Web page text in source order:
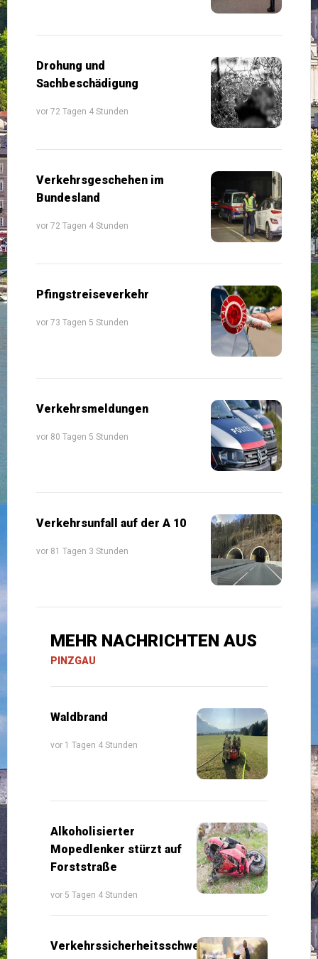
Drohung und
Sachbeschädigung
vor 72 Tagen 4 Stunden
Verkehrsgeschehen im
Bundesland
vor 72 Tagen 4 Stunden
Pfingstreiseverkehr
vor 73 Tagen 5 Stunden
Verkehrsmeldungen
vor 80 Tagen 5 Stunden
Verkehrsunfall auf der A 10
vor 81 Tagen 3 Stunden
MEHR NACHRICHTEN AUS
PINZGAU
Waldbrand
vor 1 Tagen 4 Stunden
Alkoholisierter
Mopedlenker stürzt auf
Forststraße
vor 5 Tagen 4 Stunden
Verkehrssicherheitsschwerpunkte